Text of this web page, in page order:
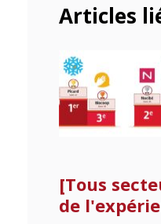
Articles
[Tous
de